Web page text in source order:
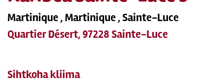
Martinique , Martinique , Sainte-Luce
Quartier Désert, 97228 Sainte-Luce
Sihtkoha kliima